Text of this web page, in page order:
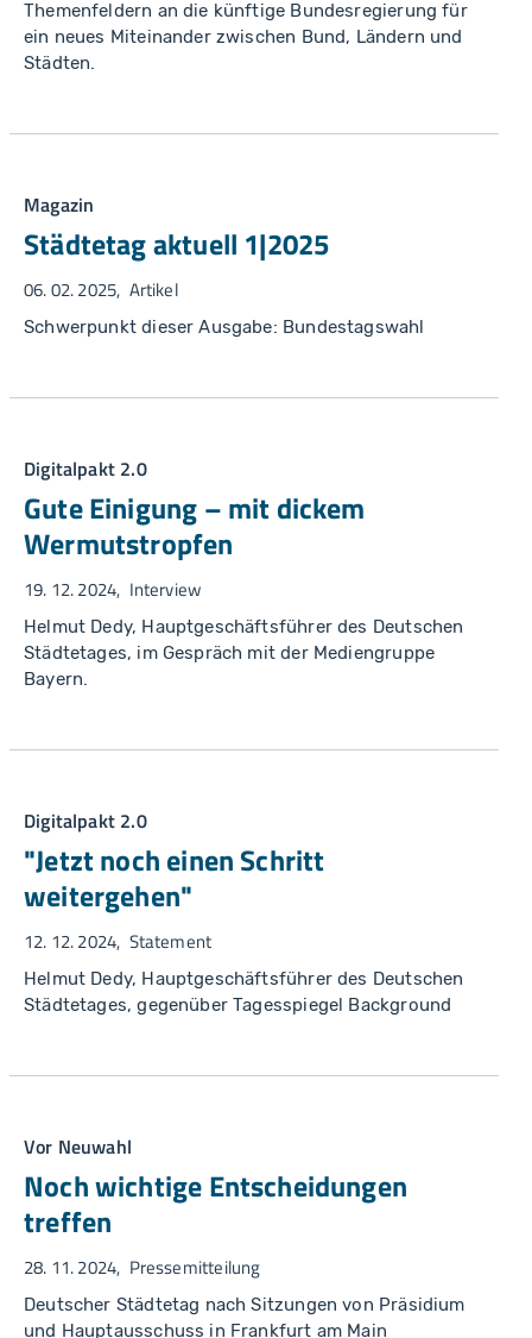
Themenfeldern an die künftige Bundesregierung für
ein neues Miteinander zwischen Bund, Ländern und
Städten.
Magazin
Städtetag aktuell 1|2025
06. 02. 2025 Artikel
Schwerpunkt dieser Ausgabe: Bundestagswahl
Digitalpakt 2.0
Gute Einigung – mit dickem
Wermutstropfen
19. 12. 2024 Interview
Helmut Dedy, Hauptgeschäftsführer des Deutschen
Städtetages, im Gespräch mit der Mediengruppe
Bayern.
Digitalpakt 2.0
"Jetzt noch einen Schritt
weitergehen"
12. 12. 2024 Statement
Helmut Dedy, Hauptgeschäftsführer des Deutschen
Städtetages, gegenüber Tagesspiegel Background
Vor Neuwahl
Noch wichtige Entscheidungen
treffen
28. 11. 2024 Pressemitteilung
Deutscher Städtetag nach Sitzungen von Präsidium
und Hauptausschuss in Frankfurt am Main